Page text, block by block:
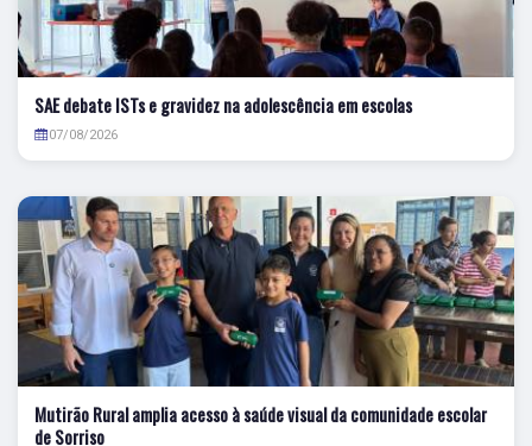
SAE debate ISTs e gravidez na adolescência em escolas
07/08/2026
Mutirão Rural amplia acesso à saúde visual da comunidade escolar
de Sorriso